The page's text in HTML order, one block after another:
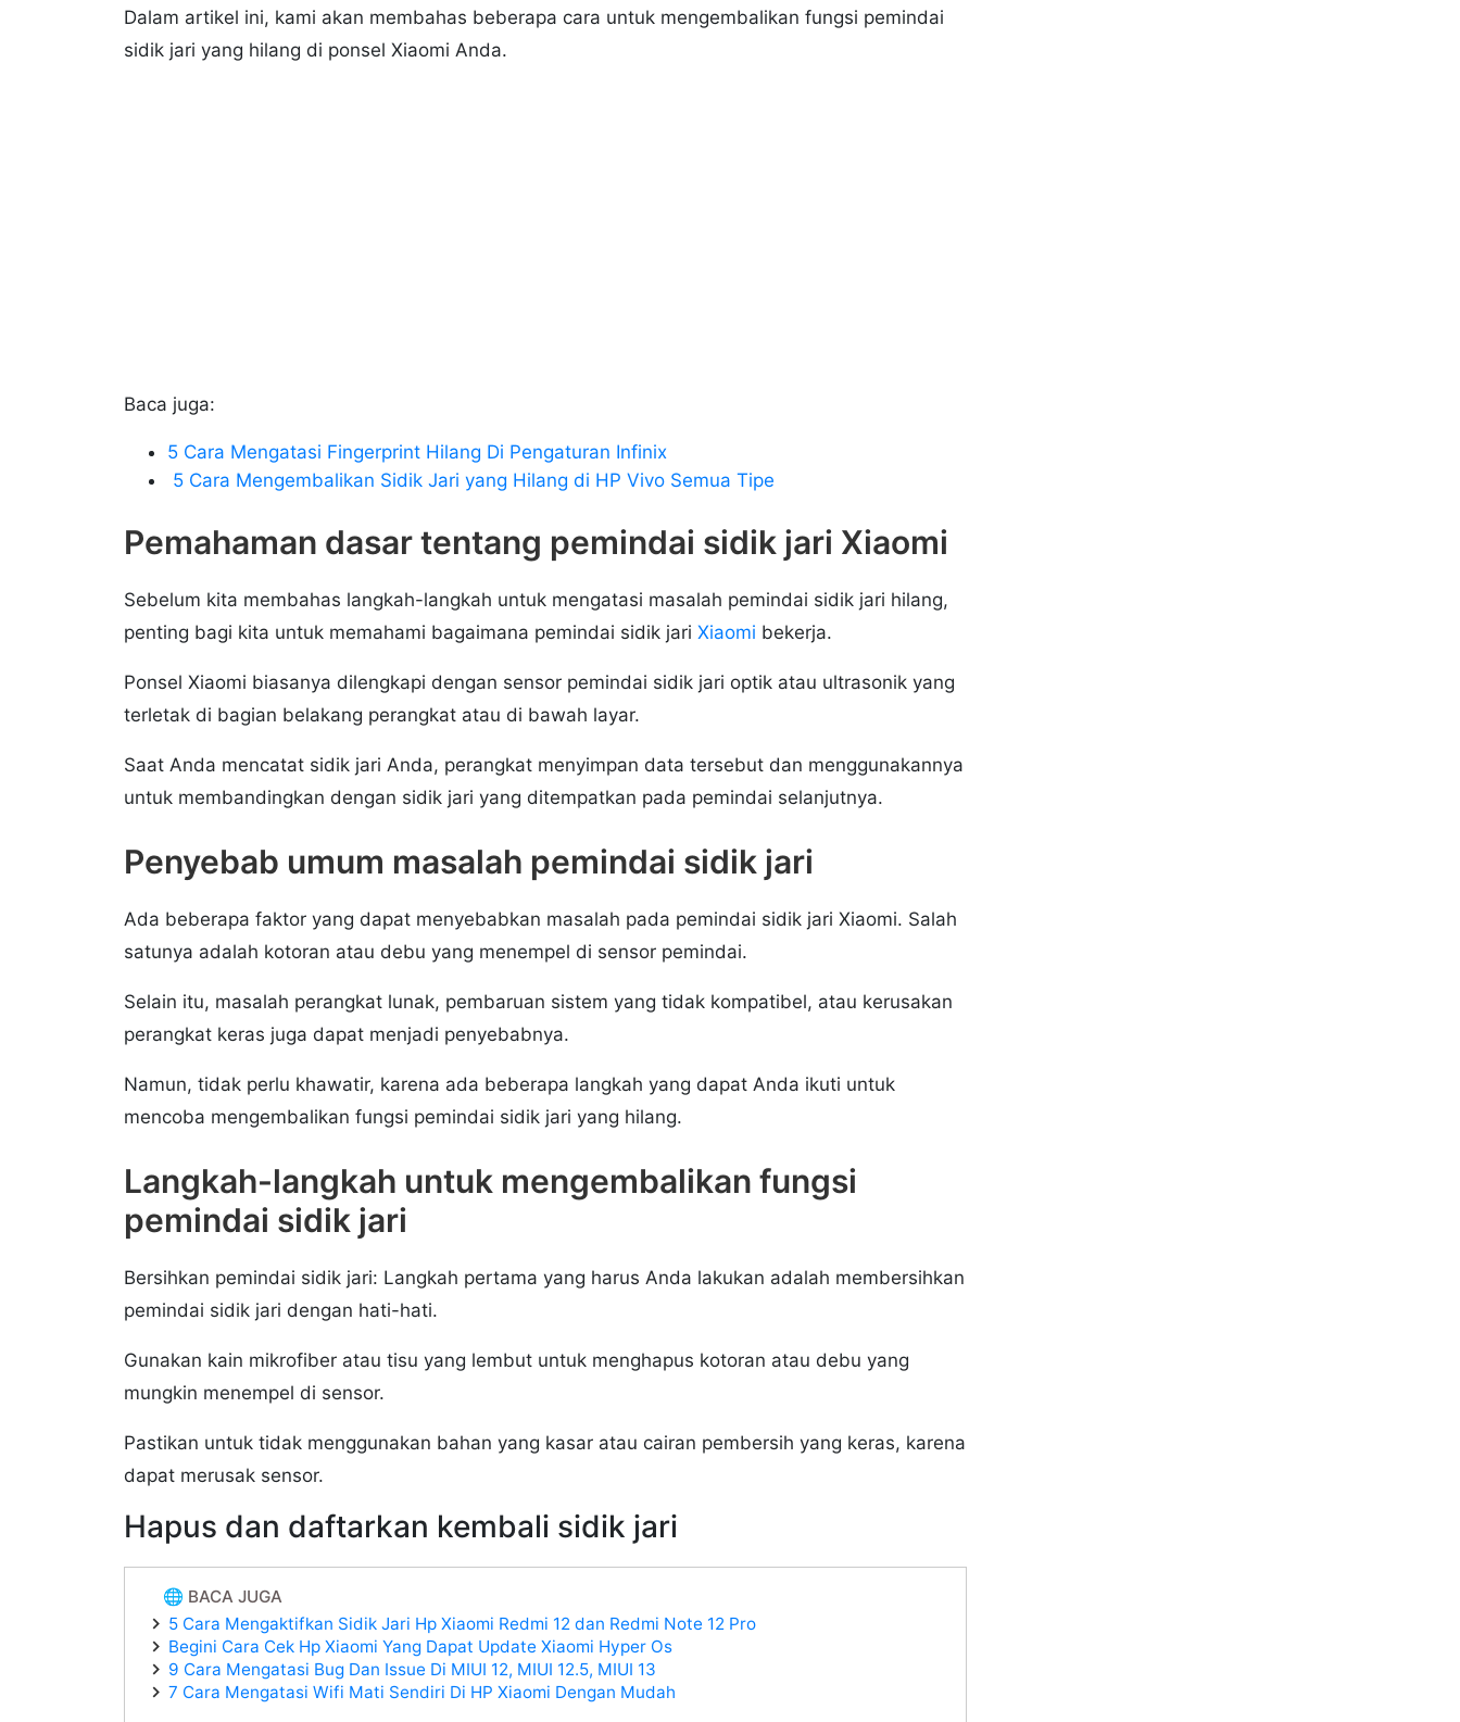
Dalam artikel ini, kami akan membahas beberapa cara untuk mengembalikan fungsi pemindai
sidik jari yang hilang di ponsel Xiaomi Anda.
Baca juga:
5 Cara Mengatasi Fingerprint Hilang Di Pengaturan Infinix
5 Cara Mengembalikan Sidik Jari yang Hilang di HP Vivo Semua Tipe
Pemahaman dasar tentang pemindai sidik jari Xiaomi
Sebelum kita membahas langkah-langkah untuk mengatasi masalah pemindai sidik jari hilang,
penting bagi kita untuk memahami bagaimana pemindai sidik jari Xiaomi bekerja.
Ponsel Xiaomi biasanya dilengkapi dengan sensor pemindai sidik jari optik atau ultrasonik yang
terletak di bagian belakang perangkat atau di bawah layar.
Saat Anda mencatat sidik jari Anda, perangkat menyimpan data tersebut dan menggunakannya
untuk membandingkan dengan sidik jari yang ditempatkan pada pemindai selanjutnya.
Penyebab umum masalah pemindai sidik jari
Ada beberapa faktor yang dapat menyebabkan masalah pada pemindai sidik jari Xiaomi. Salah
satunya adalah kotoran atau debu yang menempel di sensor pemindai.
Selain itu, masalah perangkat lunak, pembaruan sistem yang tidak kompatibel, atau kerusakan
perangkat keras juga dapat menjadi penyebabnya.
Namun, tidak perlu khawatir, karena ada beberapa langkah yang dapat Anda ikuti untuk
mencoba mengembalikan fungsi pemindai sidik jari yang hilang.
Langkah-langkah untuk mengembalikan fungsi
pemindai sidik jari
Bersihkan pemindai sidik jari: Langkah pertama yang harus Anda lakukan adalah membersihkan
pemindai sidik jari dengan hati-hati.
Gunakan kain mikrofiber atau tisu yang lembut untuk menghapus kotoran atau debu yang
mungkin menempel di sensor.
Pastikan untuk tidak menggunakan bahan yang kasar atau cairan pembersih yang keras, karena
dapat merusak sensor.
Hapus dan daftarkan kembali sidik jari
🌐 BACA JUGA
5 Cara Mengaktifkan Sidik Jari Hp Xiaomi Redmi 12 dan Redmi Note 12 Pro
Begini Cara Cek Hp Xiaomi Yang Dapat Update Xiaomi Hyper Os
9 Cara Mengatasi Bug Dan Issue Di MIUI 12, MIUI 12.5, MIUI 13
7 Cara Mengatasi Wifi Mati Sendiri Di HP Xiaomi Dengan Mudah